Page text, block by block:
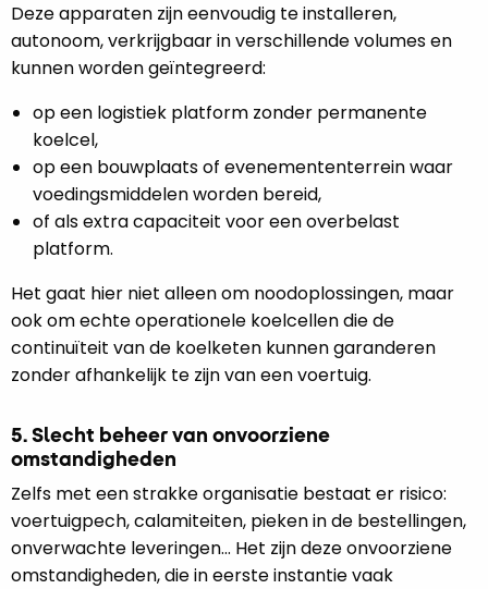
Deze apparaten zijn eenvoudig te installeren,
autonoom, verkrijgbaar in verschillende volumes en
kunnen worden geïntegreerd:
op een logistiek platform zonder permanente
koelcel,
op een bouwplaats of evenemententerrein waar
voedingsmiddelen worden bereid,
of als extra capaciteit voor een overbelast
platform.
Het gaat hier niet alleen om noodoplossingen, maar
ook om echte operationele koelcellen die de
continuïteit van de koelketen kunnen garanderen
zonder afhankelijk te zijn van een voertuig.
5. Slecht beheer van onvoorziene
omstandigheden
Zelfs met een strakke organisatie bestaat er risico:
voertuigpech, calamiteiten, pieken in de bestellingen,
onverwachte leveringen... Het zijn deze onvoorziene
omstandigheden, die in eerste instantie vaak